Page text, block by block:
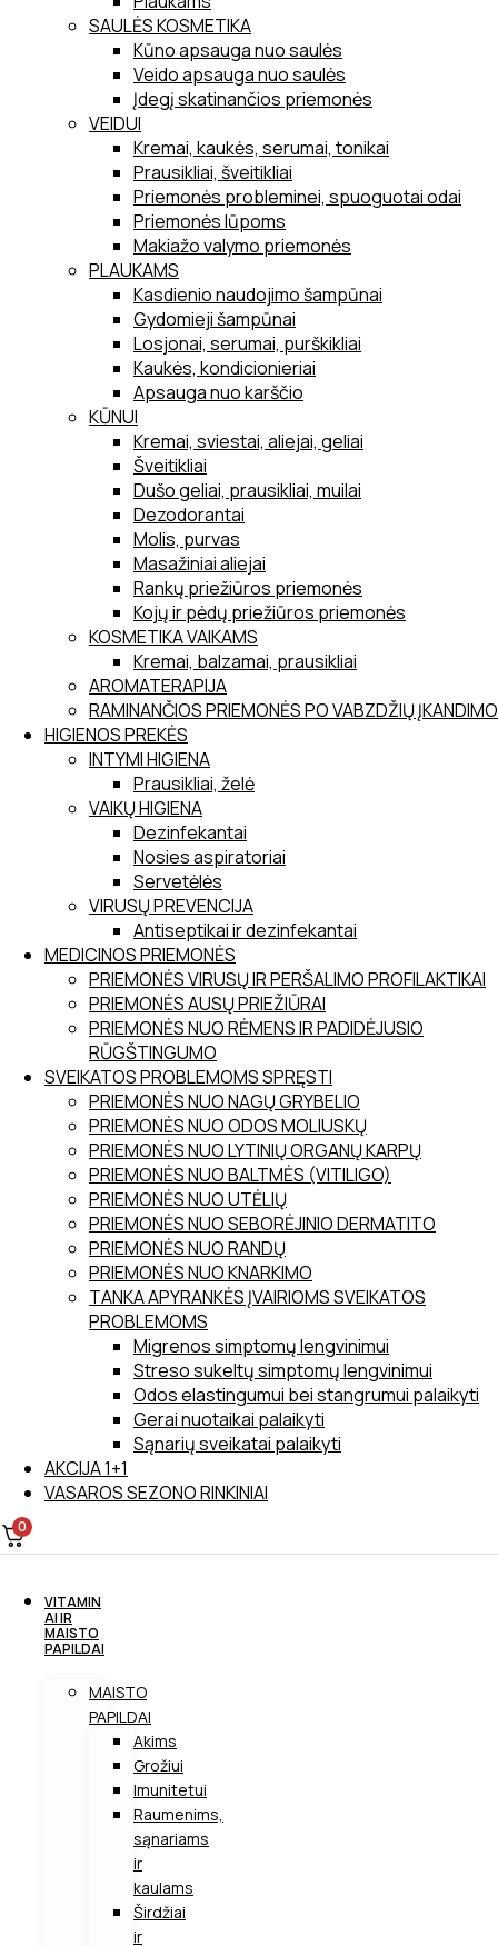
SAULĖS KOSMETIKA
Kūno apsauga nuo saulės
Veido apsauga nuo saulės
Įdegį skatinančios priemonės
VEIDUI
Kremai, kaukės, serumai, tonikai
Prausikliai, šveitikliai
Priemonės probleminei, spuoguotai odai
Priemonės lūpoms
Makiažo valymo priemonės
PLAUKAMS
Kasdienio naudojimo šampūnai
Gydomieji šampūnai
Losjonai, serumai, purškikliai
Kaukės, kondicionieriai
Apsauga nuo karščio
KŪNUI
Kremai, sviestai, aliejai, geliai
Šveitikliai
Dušo geliai, prausikliai, muilai
Dezodorantai
Molis, purvas
Masažiniai aliejai
Rankų priežiūros priemonės
Kojų ir pėdų priežiūros priemonės
KOSMETIKA VAIKAMS
Kremai, balzamai, prausikliai
AROMATERAPIJA
RAMINANČIOS PRIEMONĖS PO VABZDŽIŲ ĮKANDIMO
HIGIENOS PREKĖS
INTYMI HIGIENA
Prausikliai, želė
VAIKŲ HIGIENA
Dezinfekantai
Nosies aspiratoriai
Servetėlės
VIRUSŲ PREVENCIJA
Antiseptikai ir dezinfekantai
MEDICINOS PRIEMONĖS
PRIEMONĖS VIRUSŲ IR PERŠALIMO PROFILAKTIKAI
PRIEMONĖS AUSŲ PRIEŽIŪRAI
PRIEMONĖS NUO RĖMENS IR PADIDĖJUSIO
RŪGŠTINGUMO
SVEIKATOS PROBLEMOMS SPRĘSTI
PRIEMONĖS NUO NAGŲ GRYBELIO
PRIEMONĖS NUO ODOS MOLIUSKŲ
PRIEMONĖS NUO LYTINIŲ ORGANŲ KARPŲ
PRIEMONĖS NUO BALTMĖS (VITILIGO)
PRIEMONĖS NUO UTĖLIŲ
PRIEMONĖS NUO SEBORĖJINIO DERMATITO
PRIEMONĖS NUO RANDŲ
PRIEMONĖS NUO KNARKIMO
TANKA APYRANKĖS ĮVAIRIOMS SVEIKATOS
PROBLEMOMS
Migrenos simptomų lengvinimui
Streso sukeltų simptomų lengvinimui
Odos elastingumui bei stangrumui palaikyti
Gerai nuotaikai palaikyti
Sąnarių sveikatai palaikyti
AKCIJA 1+1
VASAROS SEZONO RINKINIAI
0
VITAMIN
AI IR
MAISTO
PAPILDAI
MAISTO
PAPILDAI
Akims
Grožiui
Imunitetui
Raumenims,
sąnariams
ir
kaulams
Širdžiai
ir